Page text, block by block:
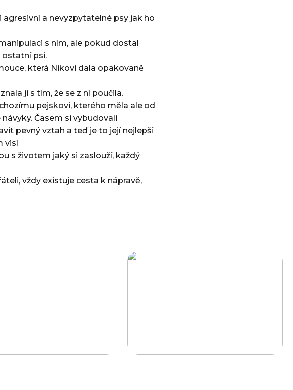
a nevyzpytatelné psy jak ho
s ním, ale pokud dostal
ostatní psi.
která Nikovi dala opakovaně
ji s tím, že se z ní poučila.
pejskovi, kterého měla ale od
Časem si vybudovali
pevný vztah a teď je to její nejlepší
visí
s životem jaký si zaslouží, každý
vždy existuje cesta k nápravě,